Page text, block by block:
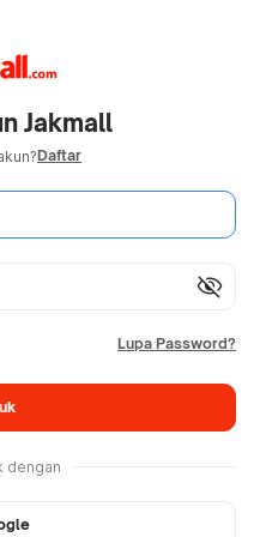
Jakmall
Daftar
visibility_off
Lupa Password?
dengan